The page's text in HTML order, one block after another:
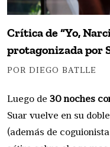
Crítica de “Yo,
protagonizada por
POR DIEGO BATLLE
Luego de 30 noches
Suar vuelve en su
(además de